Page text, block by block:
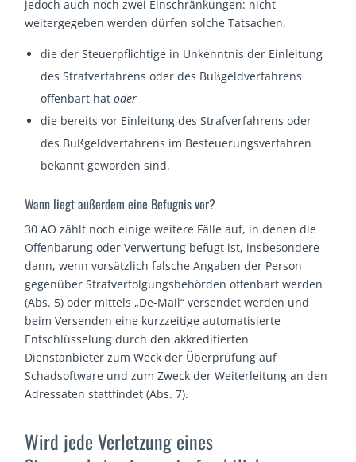
jedoch auch noch zwei Einschränkungen: nicht
weitergegeben werden dürfen solche Tatsachen,
die der Steuerpflichtige in Unkenntnis der Einleitung
des Strafverfahrens oder des Bußgeldverfahrens
offenbart hatoder
die bereits vor Einleitung des Strafverfahrens oder
des Bußgeldverfahrens im Besteuerungsverfahren
bekannt geworden sind.
Wann liegt außerdem eine Befugnis vor?
30 AO zählt noch einige weitere Fälle auf, in denen die
Offenbarung oder Verwertung befugt ist, insbesondere
dann, wenn vorsätzlich falsche Angaben der Person
gegenüber Strafverfolgungsbehörden offenbart werden
(Abs. 5) oder mittels „De-Mail“ versendet werden und
beim Versenden eine kurzzeitige automatisierte
Entschlüsselung durch den akkreditierten
Dienstanbieter zum Weck der Überprüfung auf
Schadsoftware und zum Zweck der Weiterleitung an den
Adressaten stattfindet (Abs. 7).
Wird jede Verletzung eines